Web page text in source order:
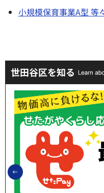
小規模保育事業A型 等
世田谷区を知る
前のスライドを表示